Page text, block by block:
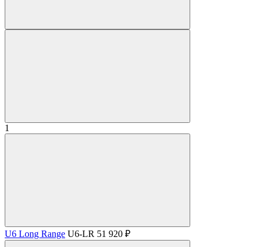
1
U6 Long Range U6-LR 51 920 ₽